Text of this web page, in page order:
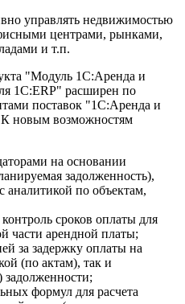
управлять недвижимостью
центрами, рынками,
и т.п.
"Модуль 1С:Аренда и
1С:ERP" расширен по
поставок "1С:Аренда и
новым возможностям
на основании
задолженность),
аналитикой по объектам,
сроков оплаты для
части арендной платы;
за задержку оплаты на
(по актам), так и
формул для расчета